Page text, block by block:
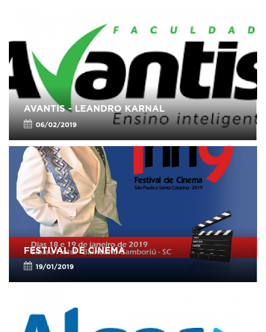
AVANTIS - LEANDRO KARNAL
06/02/2019
FESTIVAL DE CINEMA
19/01/2019